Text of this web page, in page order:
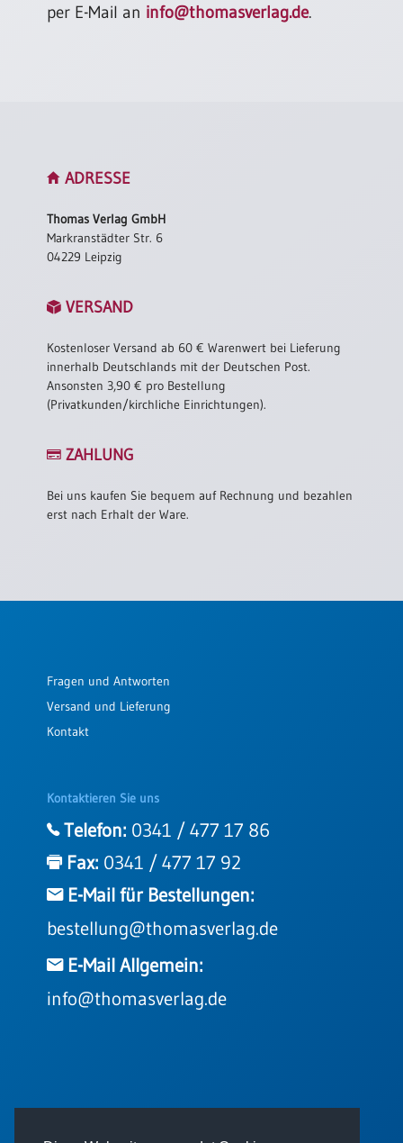
per E-Mail an info@thomasverlag.de.
ADRESSE
Thomas Verlag GmbH
Markranstädter Str. 6
04229 Leipzig
VERSAND
Kostenloser Versand ab 60 € Warenwert bei Lieferung
innerhalb Deutschlands mit der Deutschen Post.
Ansonsten 3,90 € pro Bestellung
(Privatkunden/kirchliche Einrichtungen).
ZAHLUNG
Bei uns kaufen Sie bequem auf Rechnung und bezahlen
erst nach Erhalt der Ware.
Fragen und Antworten
Versand und Lieferung
Kontakt
Kontaktieren Sie uns
Telefon: 0341 / 477 17 86
Fax: 0341 / 477 17 92
E-Mail für Bestellungen:
bestellung@thomasverlag.de
E-Mail Allgemein:
info@thomasverlag.de